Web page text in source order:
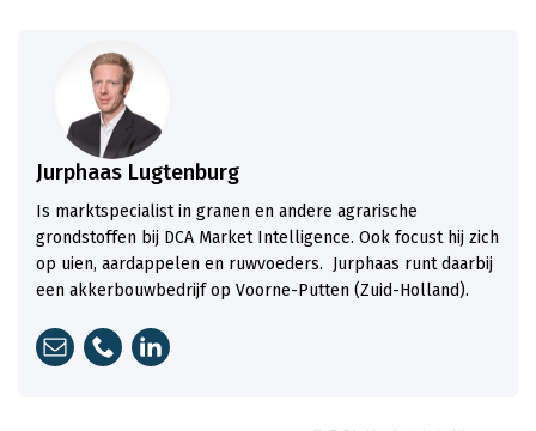
Jurphaas Lugtenburg
Is marktspecialist in granen en andere agrarische
grondstoffen bij DCA Market Intelligence. Ook focust hij zich
op uien, aardappelen en ruwvoeders. Jurphaas runt daarbij
een akkerbouwbedrijf op Voorne-Putten (Zuid-Holland).